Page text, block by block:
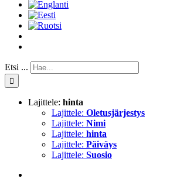
Etsi ...
Lajittele: hinta
Lajittele: Oletusjärjestys
Lajittele: Nimi
Lajittele: hinta
Lajittele: Päiväys
Lajittele: Suosio